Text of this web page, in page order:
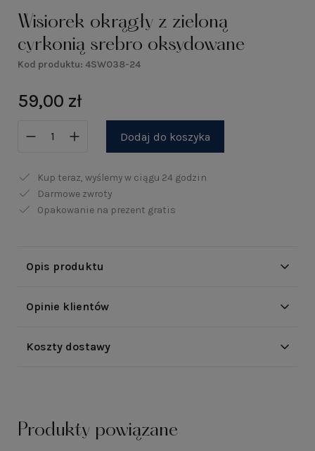
Wisiorek okrągły z zieloną
cyrkonią srebro oksydowane
Kod produktu: 4SW038-24
59,00 zł
Dodaj do koszyka
Kup teraz, wyślemy w ciągu 24 godzin
Darmowe zwroty
Opakowanie na prezent gratis
Opis produktu
Opinie klientów
Koszty dostawy
Produkty powiązane